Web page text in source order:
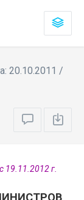
20.10.2011 /
19.11.2012 г.